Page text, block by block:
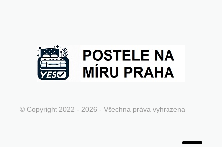
© Copyright 2022 - 2026 - Všechna práva vyhrazena